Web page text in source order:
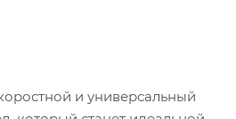
и универсальный